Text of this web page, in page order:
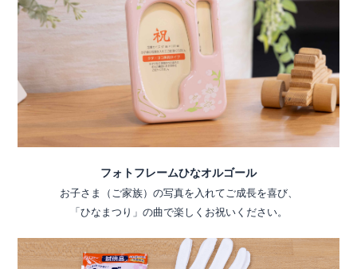
フォトフレームひなオルゴール
お子さま（ご家族）の写真を入れてご成長を喜び、
「ひなまつり」の曲で楽しくお祝いください。